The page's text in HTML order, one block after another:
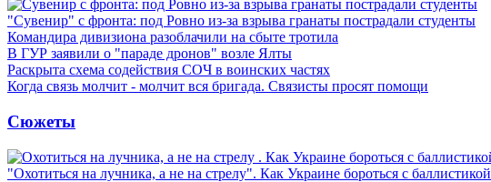
"Сувенир" с фронта: под Ровно из-за взрыва гранаты пострадали студенты
Командира дивизиона разоблачили на сбыте тротила
В ГУР заявили о "параде дронов" возле Ялты
Раскрыта схема содействия СОЧ в воинских частях
Когда связь молчит - молчит вся бригада. Связисты просят помощи
Сюжеты
"Охотиться на лучника, а не на стрелу". Как Украине бороться с баллистикой